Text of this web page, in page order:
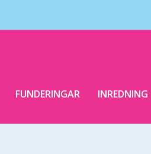
FUNDERINGAR INREDNING